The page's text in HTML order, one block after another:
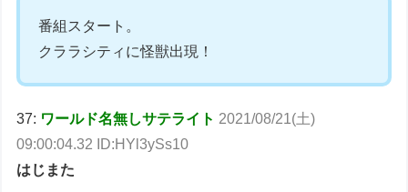
番組スタート。
クララシティに怪獣出現！
37: ワールド名無しサテライト 2021/08/21(土)
09:00:04.32 ID:HYl3ySs10
はじまた